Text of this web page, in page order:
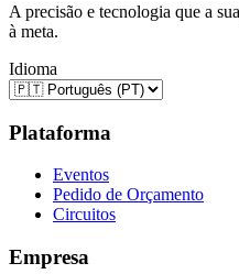
A precisão e tecnologia que a
à meta.
Idioma
Plataforma
Eventos
Pedido de Orçamento
Circuitos
Empresa